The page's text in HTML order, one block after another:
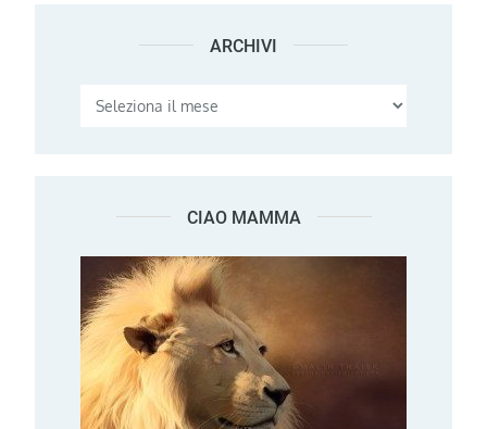
ARCHIVI Archivi
CIAO MAMMA